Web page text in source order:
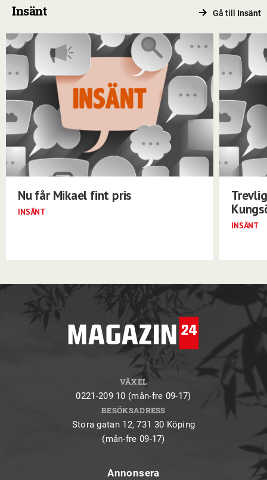
Insänt Gå till Insänt
Nu får Mikael fint pris
INSÄNT
INSÄNT
VÄXEL
0221-209 10 (mån-fre 09-17)
BESÖKSADRESS
Stora gatan 12, 731 30 Köping
(mån-fre 09-17)
Annonsera